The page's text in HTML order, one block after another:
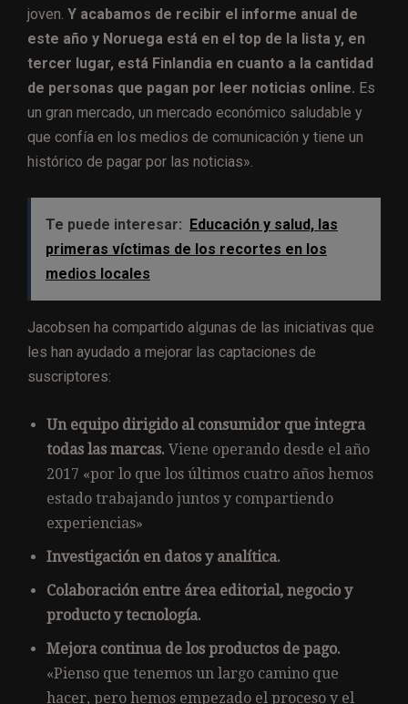
joven. Y acabamos de recibir el informe anual de
este año y Noruega está en el top de la lista y, en
tercer lugar, está Finlandia en cuanto a la cantidad
de personas que pagan por leer noticias online. Es
un gran mercado, un mercado económico saludable y
que confía en los medios de comunicación y tiene un
histórico de pagar por las noticias».
Te puede interesar:
Educación y salud, las
primeras víctimas de los recortes en los
medios locales
Jacobsen ha compartido algunas de las iniciativas que
les han ayudado a mejorar las captaciones de
suscriptores:
Un equipo dirigido al consumidor que integra
todas las marcas. Viene operando desde el año
2017 «por lo que los últimos cuatro años hemos
estado trabajando juntos y compartiendo
experiencias»
Investigación en datos y analítica.
Colaboración entre área editorial, negocio y
producto y tecnología.
Mejora continua de los productos de pago.
«Pienso que tenemos un largo camino que
hacer, pero hemos empezado el proceso y el